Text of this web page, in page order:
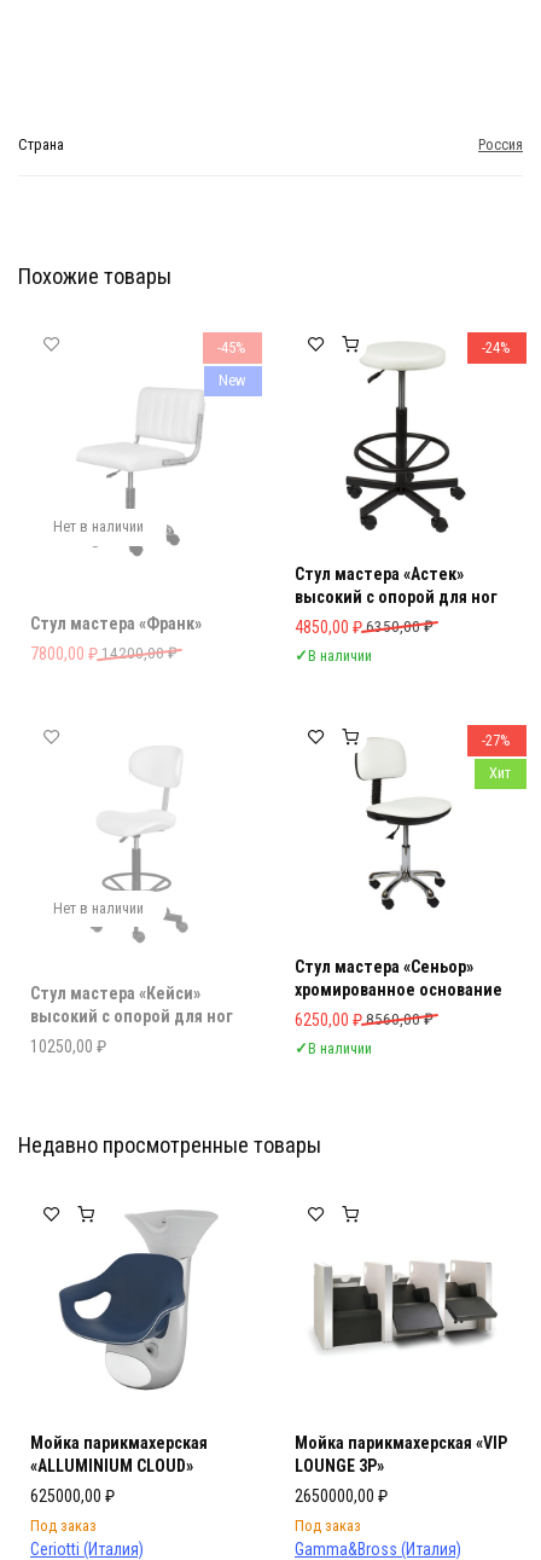
Страна Россия
Похожие товары
Нет в наличии
-45%
New
Стул мастера «Франк»
14200,00₽
Первоначальная цена составляла 14200,00 ₽.
7800,00 ₽
Текущая цена: 7800,00 ₽.
-24%
Стул мастера «Астек»
высокий с опорой для ног
6350,00₽
Первоначальная цена
4850,00 ₽
Текущая цена: 4850,00 ₽.
✓В наличии
Нет в наличии
Стул мастера «Кейси»
высокий с опорой для ног
10250,00 ₽
-27%
Хит
Стул мастера «Сеньор»
хромированное основание
8560,00₽
Первоначальная цена
6250,00 ₽
Текущая цена: 6250,00 ₽.
✓В наличии
Недавно просмотренные товары
Мойка парикмахерская
«ALLUMINIUM CLOUD»
625000,00 ₽
Под заказ
Ceriotti (Италия)
Мойка парикмахерская «VIP
LOUNGE 3P»
2650000,00 ₽
Под заказ
Gamma&Bross (Италия)